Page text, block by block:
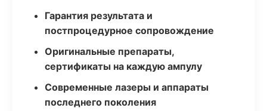
Гарантия результата и
постпроцедурное сопровождение
Оригинальные препараты,
сертификаты на каждую ампулу
Современные лазеры и аппараты
последнего поколения